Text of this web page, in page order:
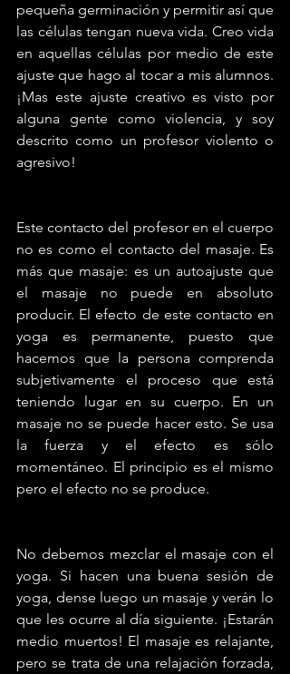
pequeña germinación y permitir así que
las células tengan nueva vida. Creo vida
en aquellas células por medio de este
ajuste que hago al tocar a mis alumnos.
¡Mas este ajuste creativo es visto por
alguna gente como violencia, y soy
descrito como un profesor violento o
agresivo!
Este contacto del profesor en el cuerpo
no es como el contacto del masaje. Es
más que masaje: es un autoajuste que
el masaje no puede en absoluto
producir. El efecto de este contacto en
yoga es permanente, puesto que
hacemos que la persona comprenda
subjetivamente el proceso que está
teniendo lugar en su cuerpo. En un
masaje no se puede hacer esto. Se usa
la fuerza y el efecto es sólo
momentáneo. El principio es el mismo
pero el efecto no se produce.
No debemos mezclar el masaje con el
yoga. Si hacen una buena sesión de
yoga, dense luego un masaje y verán lo
que les ocurre al día siguiente. ¡Estarán
medio muertos! El masaje es relajante,
pero se trata de una relajación forzada,